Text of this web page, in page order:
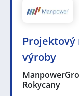
Projektový
výroby
Rokycany